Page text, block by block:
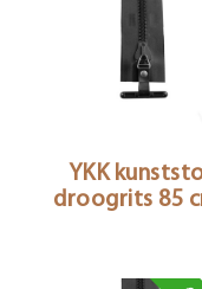
YKK
droogrits 85